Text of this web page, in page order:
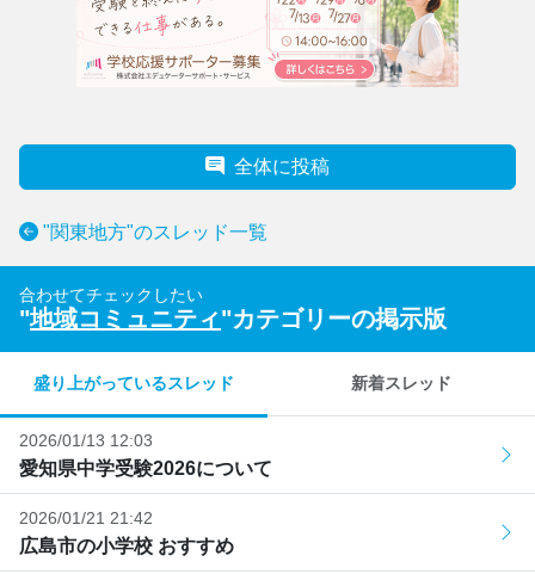
全体に投稿
"関東地方"のスレッド一覧
合わせてチェックしたい
"地域コミュニティ"カテゴリーの掲示版
盛り上がっているスレッド 新着スレッド
2026/01/13 12:03
愛知県中学受験2026について
2026/01/21 21:42
広島市の小学校 おすすめ